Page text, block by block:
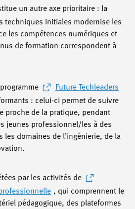
un autre axe prioritaire : la
techniques initiales modernise les
les compétences numériques et
de formation correspondent à
Future Techleaders
: celui-ci permet de suivre
proche de la pratique, pendant
jeunes professionnel/les à des
les domaines de l’ingénierie, de la
par les activités de
, qui comprennent le
pédagogique, des plateformes